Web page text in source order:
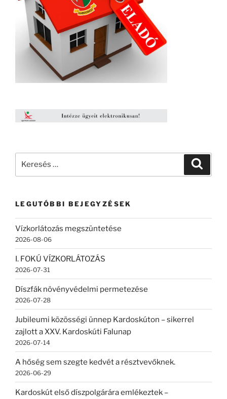
LEGUTÓBBI BEJEGYZÉSEK
Vízkorlátozás megszüntetése
2026-08-06
I. FOKÚ VÍZKORLÁTOZÁS
2026-07-31
Díszfák növényvédelmi permetezése
2026-07-28
Jubileumi közösségi ünnep Kardoskúton – sikerrel
zajlott a XXV. Kardoskúti Falunap
2026-07-14
A hőség sem szegte kedvét a résztvevőknek.
2026-06-29
Kardoskút első díszpolgárára emlékeztek –